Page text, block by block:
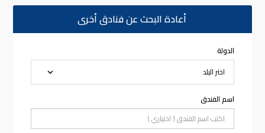
أعادة البحث عن فنادق أخرى
الدولة
اسم الفندق